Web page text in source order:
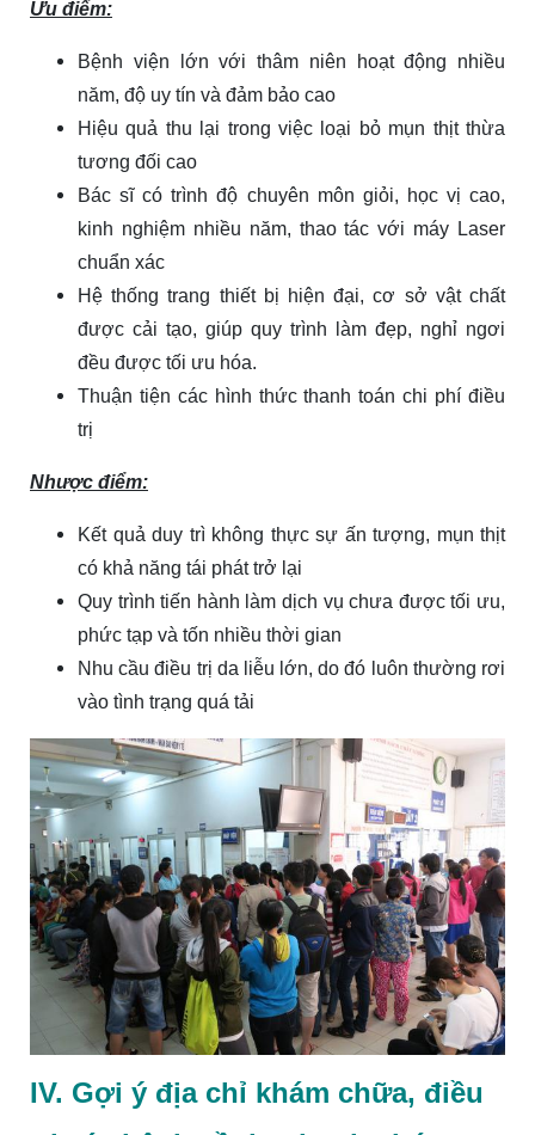
Ưu điểm:
Bệnh viện lớn với thâm niên hoạt động nhiều
năm, độ uy tín và đảm bảo cao
Hiệu quả thu lại trong việc loại bỏ mụn thịt thừa
tương đối cao
Bác sĩ có trình độ chuyên môn giỏi, học vị cao,
kinh nghiệm nhiều năm, thao tác với máy Laser
chuẩn xác
Hệ thống trang thiết bị hiện đại, cơ sở vật chất
được cải tạo, giúp quy trình làm đẹp, nghỉ ngơi
đều được tối ưu hóa.
Thuận tiện các hình thức thanh toán chi phí điều
trị
Nhược điểm:
Kết quả duy trì không thực sự ấn tượng, mụn thịt
có khả năng tái phát trở lại
Quy trình tiến hành làm dịch vụ chưa được tối ưu,
phức tạp và tốn nhiều thời gian
Nhu cầu điều trị da liễu lớn, do đó luôn thường rơi
vào tình trạng quá tải
IV. Gợi ý địa chỉ khám chữa, điều